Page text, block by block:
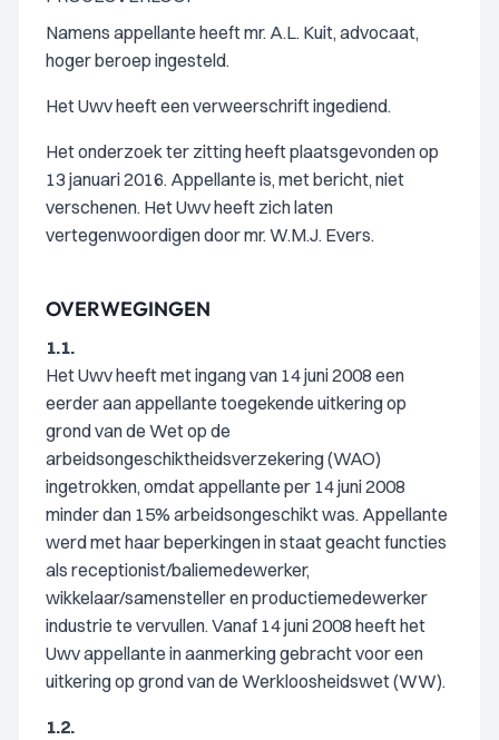
Namens appellante heeft mr. A.L. Kuit, advocaat,
hoger beroep ingesteld.
Het Uwv heeft een verweerschrift ingediend.
Het onderzoek ter zitting heeft plaatsgevonden op
13 januari 2016. Appellante is, met bericht, niet
verschenen. Het Uwv heeft zich laten
vertegenwoordigen door mr. W.M.J. Evers.
OVERWEGINGEN
1.1.
Het Uwv heeft met ingang van 14 juni 2008 een
eerder aan appellante toegekende uitkering op
grond van de Wet op de
arbeidsongeschiktheidsverzekering (WAO)
ingetrokken, omdat appellante per 14 juni 2008
minder dan 15% arbeidsongeschikt was. Appellante
werd met haar beperkingen in staat geacht functies
als receptionist/baliemedewerker,
wikkelaar/samensteller en productiemedewerker
industrie te vervullen. Vanaf 14 juni 2008 heeft het
Uwv appellante in aanmerking gebracht voor een
uitkering op grond van de Werkloosheidswet (WW).
1.2.